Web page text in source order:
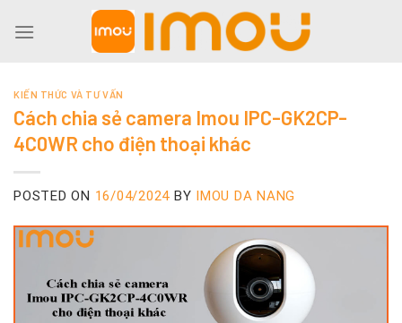
KIẾN THỨC VÀ TƯ VẤN
Cách chia sẻ camera Imou IPC-GK2CP-
4C0WR cho điện thoại khác
POSTED ON 16/04/2024 BY IMOU DA NANG